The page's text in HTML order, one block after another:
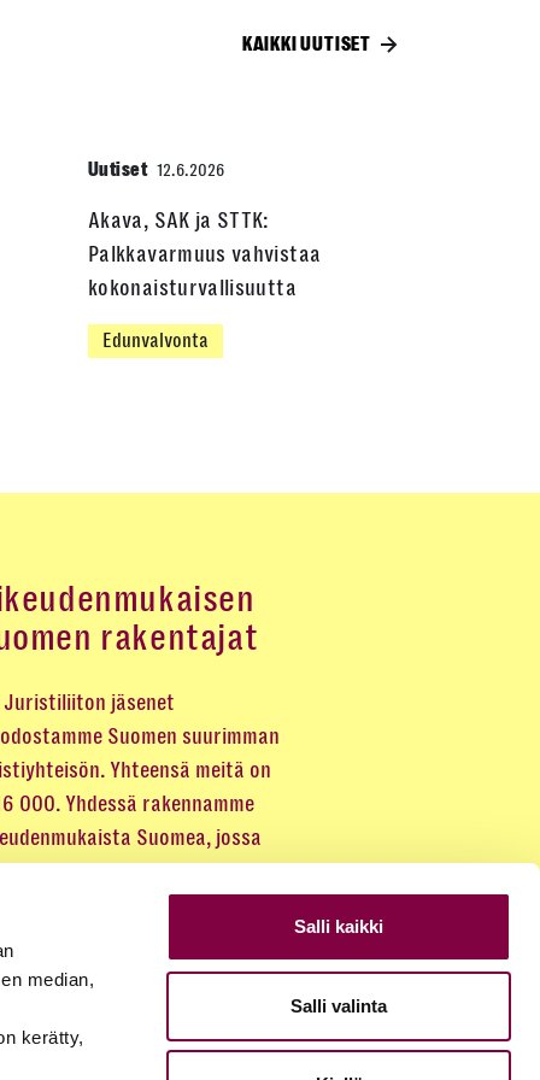
median,
kerätty,
Salli kaikki
Salli valinta
KAIKKI UUTISET
Uutiset 12.6.2026
Akava, SAK ja STTK:
Palkkavarmuus vahvistaa
kokonaisturvallisuutta
Edunvalvonta
rakentajat
Juristiliiton jäsenet
Suomen suurimman
Yhteensä meitä on
000. Yhdessä rakennamme
Suomea, jossa